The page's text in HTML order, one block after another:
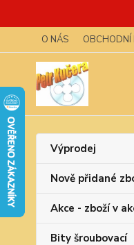
O NÁS OBCHODNÍ
Výprodej
Nově přidané
Akce - zboží v
Bity šroubovací